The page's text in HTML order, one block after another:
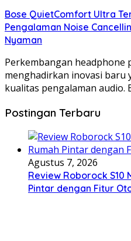
Bose QuietComfort Ultra
Pengalaman Noise
Nyaman
Perkembangan headphone
menghadirkan inovasi baru
kualitas pengalaman audio.
Postingan Terbaru
Agustus 7, 2026
Review Roborock S10
Pintar dengan Fitur